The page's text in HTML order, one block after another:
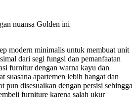
nuansa Golden ini
modern minimalis untuk membuat unit
dari segi fungsi dan pemanfaatan
furnitur dengan warna kayu dan
suasana apartemen lebih hangat dan
pun disesuaikan dengan persisi sehingga
furniture karena salah ukur